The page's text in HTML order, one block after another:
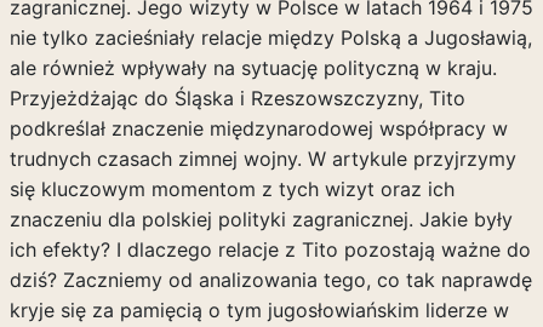
zagranicznej. Jego wizyty w Polsce w latach 1964 i 1975
nie tylko zacieśniały relacje między Polską a Jugosławią,
ale również wpływały na sytuację polityczną w kraju.
Przyjeżdżając do Śląska i Rzeszowszczyzny, Tito
podkreślał znaczenie międzynarodowej współpracy w
trudnych czasach zimnej wojny. W artykule przyjrzymy
się kluczowym momentom z tych wizyt oraz ich
znaczeniu dla polskiej polityki zagranicznej. Jakie były
ich efekty? I dlaczego relacje z Tito pozostają ważne do
dziś? Zaczniemy od analizowania tego, co tak naprawdę
kryje się za pamięcią o tym jugosłowiańskim liderze w